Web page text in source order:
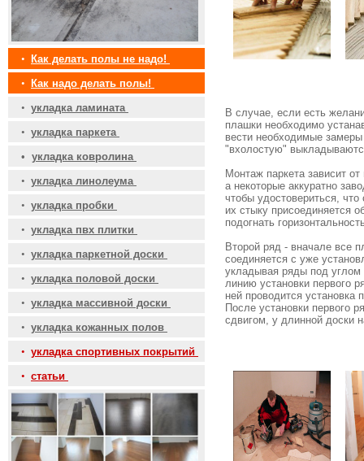
•
Как делать полы не надо!
•
Как надо делать полы!
• укладка ламината
• укладка паркета
• укладка ковролина
• укладка линолеума
• укладка пробки
• укладка пвх плитки
• укладка паркетной доски
• укладка половой доски
• укладка массивной доски
• укладка кожанных полов
• укладка спортивных покрытий
• статьи
В случае, если есть
плашки необходимо
вести необходимые
"вхолостую"
Монтаж паркета зависит
а некоторые аккуратно
чтобы удостовериться,
их стыку присоединяется
подогнать
Второй ряд - вначале все
соединяется с уже
укладывая ряды под углом
линию установки первого
ней проводится
После установки первого
сдвигом, у длинной доски